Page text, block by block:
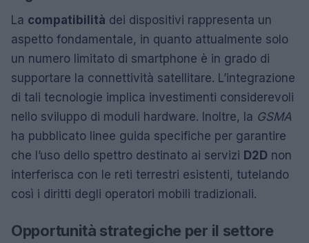
La compatibilità dei dispositivi rappresenta un
aspetto fondamentale, in quanto attualmente solo
un numero limitato di smartphone è in grado di
supportare la connettività satellitare. L’integrazione
di tali tecnologie implica investimenti considerevoli
nello sviluppo di moduli hardware. Inoltre, la GSMA
ha pubblicato linee guida specifiche per garantire
che l’uso dello spettro destinato ai servizi D2D non
interferisca con le reti terrestri esistenti, tutelando
così i diritti degli operatori mobili tradizionali.
Opportunità strategiche per il settore